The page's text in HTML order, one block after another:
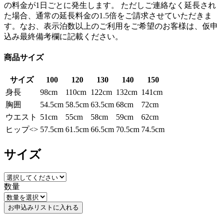
の料金が1日ごとに発生します。 ただしご連絡なく延長され
た場合、通常の延長料金の1.5倍をご請求させていただきま
す。なお、表示泊数以上のご利用をご希望のお客様は、仮申
込み最終備考欄に記載ください。
商品サイズ
サイズ 100 120 130 140
150
身長
98cm 110cm 122cm 132cm 141cm
胸囲
54.5cm 58.5cm 63.5cm 68cm
72cm
ウエスト
51cm 55cm 58cm 59cm
62cm
ヒップ<> 57.5cm 61.5cm 66.5cm 70.5cm 74.5cm
サイズ
数量
お申込みリストに入れる